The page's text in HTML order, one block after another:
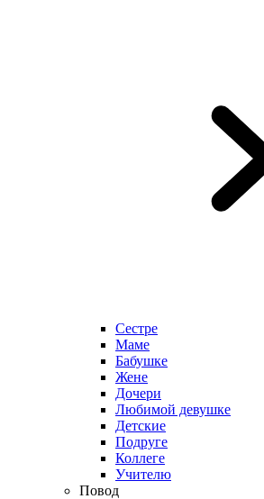
Сестре
Маме
Бабушке
Жене
Дочери
Любимой девушке
Детские
Подруге
Коллеге
Учителю
Повод